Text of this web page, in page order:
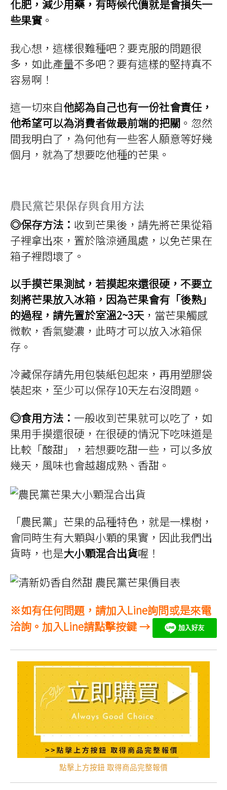
化肥，減少用藥，有時候代價就是會損失一
些果實 。
我心想，這樣很難種吧？要克服的問題很
多，如此產量不多吧？要有這樣的堅持真不
容易啊！
這一切來自他認為自己也有一份社會責任，
他希望可以為消費者做最前端的把關 。忽然
間我明白了，為何他有一些客人願意等好幾
個月，就為了想要吃他種的芒果。
農民黨芒果保存與食用方法
◎保存方法： 收到芒果後，請先將芒果從箱
子裡拿出來，置於陰涼通風處，以免芒果在
箱子裡悶壞了。
以手摸芒果測試，若摸起來還很硬，不要立
刻將芒果放入冰箱，因為芒果會有「後熟」
的過程，請先置於室溫2~3天 ，當芒果觸感
微軟，香氣變濃，此時才可以放入冰箱保
存。
冷藏保存請先用包裝紙包起來，再用塑膠袋
裝起來，至少可以保存10天左右沒問題。
◎食用方法： 一般收到芒果就可以吃了，如
果用手摸還很硬，在很硬的情況下吃味道是
比較「酸甜」，若想要吃甜一些，可以多放
幾天，風味也會越趨成熟、香甜。
「農民黨」芒果的品種特色，就是一棵樹，
會同時生有大顆與小顆的果實，因此我們出
貨時，也是大小顆混合出貨喔！
※如有任何問題，請加入Line詢問或是來電
洽詢。加入Line請點擊按鍵 →
點擊上方按鈕 取得商品完整報價